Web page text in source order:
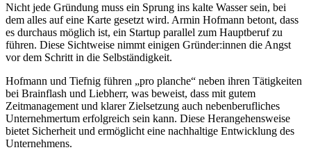
Nicht jede Gründung muss ein Sprung ins kalte Wasser sein, bei
dem alles auf eine Karte gesetzt wird. Armin Hofmann betont, dass
es durchaus möglich ist, ein Startup parallel zum Hauptberuf zu
führen. Diese Sichtweise nimmt einigen Gründer:innen die Angst
vor dem Schritt in die Selbständigkeit.
Hofmann und Tiefnig führen „pro planche“ neben ihren Tätigkeiten
bei Brainflash und Liebherr, was beweist, dass mit gutem
Zeitmanagement und klarer Zielsetzung auch nebenberufliches
Unternehmertum erfolgreich sein kann. Diese Herangehensweise
bietet Sicherheit und ermöglicht eine nachhaltige Entwicklung des
Unternehmens.